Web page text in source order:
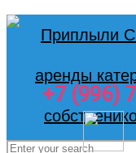
+7 (996)